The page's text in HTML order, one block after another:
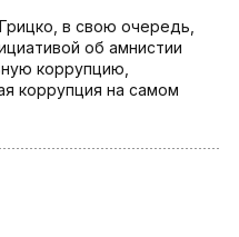
в свою очередь,
об амнистии
коррупцию,
коррупция на самом